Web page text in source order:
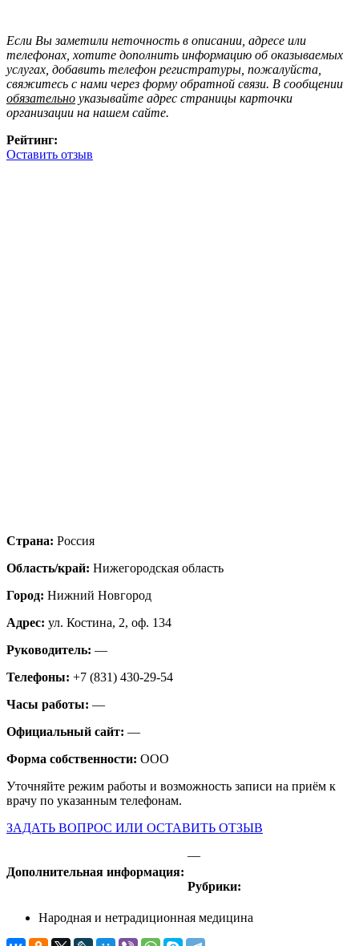
Если Вы заметили неточность в описании, адресе или
телефонах, хотите дополнить информацию об оказываемых
услугах, добавить телефон регистратуры, пожалуйста,
свяжитесь с нами через форму обратной связи. В сообщении
обязательно указывайте адрес страницы карточки
организации на нашем сайте.
Рейтинг:
Оставить отзыв
Страна: Россия
Область/край: Нижегородская область
Город: Нижний Новгород
Адрес: ул. Костина, 2, оф. 134
Руководитель: —
Телефоны: +7 (831) 430-29-54
Часы работы: —
Официальный сайт: —
Форма собственности: ООО
Уточняйте режим работы и возможность записи на приём к
врачу по указанным телефонам.
ЗАДАТЬ ВОПРОС ИЛИ ОСТАВИТЬ ОТЗЫВ
Дополнительная информация:
—
Рубрики:
Народная и нетрадиционная медицина